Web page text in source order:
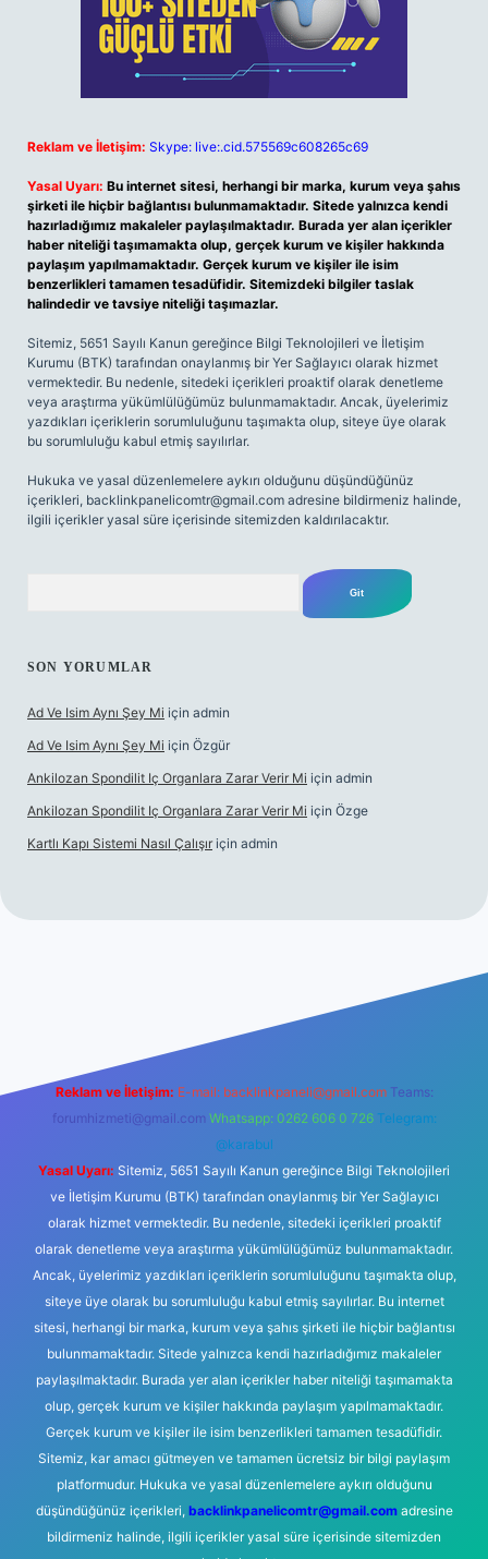
Reklam ve İletişim: Skype: live:.cid.575569c608265c69
Yasal Uyarı: Bu internet sitesi, herhangi bir marka, kurum veya şahıs
şirketi ile hiçbir bağlantısı bulunmamaktadır. Sitede yalnızca kendi
hazırladığımız makaleler paylaşılmaktadır. Burada yer alan içerikler
haber niteliği taşımamakta olup, gerçek kurum ve kişiler hakkında
paylaşım yapılmamaktadır. Gerçek kurum ve kişiler ile isim
benzerlikleri tamamen tesadüfidir. Sitemizdeki bilgiler taslak
halindedir ve tavsiye niteliği taşımazlar.
Sitemiz, 5651 Sayılı Kanun gereğince Bilgi Teknolojileri ve İletişim
Kurumu (BTK) tarafından onaylanmış bir Yer Sağlayıcı olarak hizmet
vermektedir. Bu nedenle, sitedeki içerikleri proaktif olarak denetleme
veya araştırma yükümlülüğümüz bulunmamaktadır. Ancak, üyelerimiz
yazdıkları içeriklerin sorumluluğunu taşımakta olup, siteye üye olarak
bu sorumluluğu kabul etmiş sayılırlar.
Hukuka ve yasal düzenlemelere aykırı olduğunu düşündüğünüz
içerikleri, backlinkpanelicomtr@gmail.com adresine bildirmeniz halinde,
ilgili içerikler yasal süre içerisinde sitemizden kaldırılacaktır.
SON YORUMLAR
Ad Ve Isim Aynı Şey Mi için admin
Ad Ve Isim Aynı Şey Mi için Özgür
Ankilozan Spondilit Iç Organlara Zarar Verir Mi için admin
Ankilozan Spondilit Iç Organlara Zarar Verir Mi için Özge
Kartlı Kapı Sistemi Nasıl Çalışır için admin
Reklam ve İletişim: E-mail: backlinkpaneli@gmail.com Teams:
forumhizmeti@gmail.com Whatsapp: 0262 606 0 726 Telegram:
@karabul
Yasal Uyarı: Sitemiz, 5651 Sayılı Kanun gereğince Bilgi Teknolojileri
ve İletişim Kurumu (BTK) tarafından onaylanmış bir Yer Sağlayıcı
olarak hizmet vermektedir. Bu nedenle, sitedeki içerikleri proaktif
olarak denetleme veya araştırma yükümlülüğümüz bulunmamaktadır.
Ancak, üyelerimiz yazdıkları içeriklerin sorumluluğunu taşımakta olup,
siteye üye olarak bu sorumluluğu kabul etmiş sayılırlar. Bu internet
sitesi, herhangi bir marka, kurum veya şahıs şirketi ile hiçbir bağlantısı
bulunmamaktadır. Sitede yalnızca kendi hazırladığımız makaleler
paylaşılmaktadır. Burada yer alan içerikler haber niteliği taşımamakta
olup, gerçek kurum ve kişiler hakkında paylaşım yapılmamaktadır.
Gerçek kurum ve kişiler ile isim benzerlikleri tamamen tesadüfidir.
Sitemiz, kar amacı gütmeyen ve tamamen ücretsiz bir bilgi paylaşım
platformudur. Hukuka ve yasal düzenlemelere aykırı olduğunu
düşündüğünüz içerikleri, backlinkpanelicomtr@gmail.comadresine
bildirmeniz halinde, ilgili içerikler yasal süre içerisinde sitemizden